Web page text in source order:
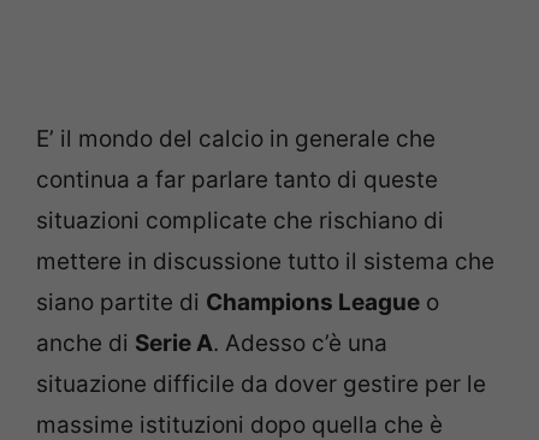
E’ il mondo del calcio in generale che
continua a far parlare tanto di queste
situazioni complicate che rischiano di
mettere in discussione tutto il sistema che
siano partite di Champions League o
anche di Serie A. Adesso c’è una
situazione difficile da dover gestire per le
massime istituzioni dopo quella che è